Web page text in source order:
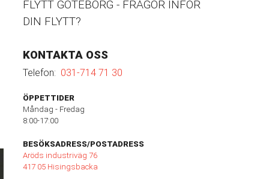
FLYTT GÖTEBORG - FRÅGOR INFÖR
DIN FLYTT?
KONTAKTA OSS
Telefon: 031-714 71 30
ÖPPETTIDER
Måndag - Fredag
8:00-17:00
BESÖKSADRESS/POSTADRESS
Aröds industriväg 76
417 05 Hisingsbacka